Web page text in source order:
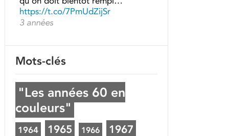
https://t.co/7PmUdZijSr
3 années
Mots-clés
"Les années 60 en
couleurs"
1964 1965 1966 1967